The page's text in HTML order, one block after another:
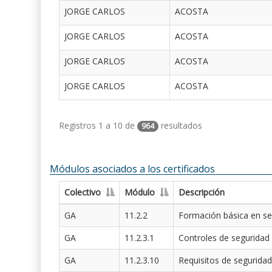
JORGE CARLOS ACOSTA
JORGE CARLOS ACOSTA
JORGE CARLOS ACOSTA
JORGE CARLOS ACOSTA
Registros 1 a 10 de 964 resultados
Módulos asociados a los certificados
Colectivo Módulo
Descripción
GA
11.2.2
Formación básica en
GA
11.2.3.1
Controles de
GA
11.2.3.10 Requisitos de